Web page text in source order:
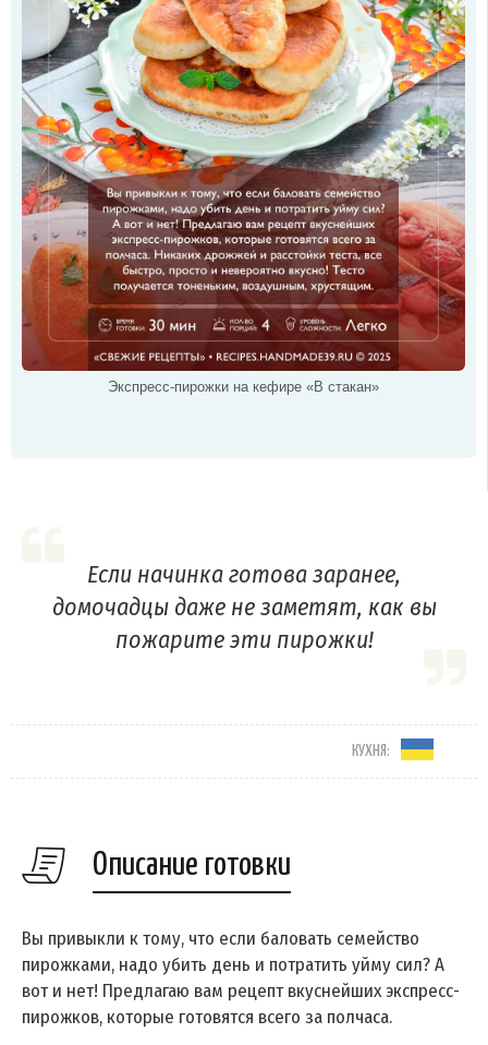
Экспресс-пирожки на кефире «В стакан»
Если начинка готова заранее,
домочадцы даже не заметят, как вы
пожарите эти пирожки!
КУХНЯ:
Описание готовки
Вы привыкли к тому, что если баловать семейство
пирожками, надо убить день и потратить уйму сил? А
вот и нет! Предлагаю вам рецепт вкуснейших экспресс-
пирожков, которые готовятся всего за полчаса.